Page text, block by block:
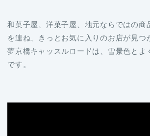
和菓子屋、洋菓子屋、地元ならではの商
を連ね、きっとお気に入りのお店が見つ
夢京橋キャッスルロードは、雪景色とよ
です。